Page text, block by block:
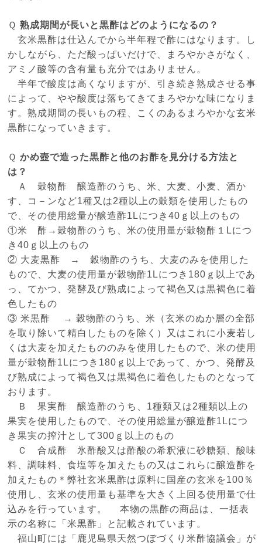
Ｑ熟成期間が長いと黒酢はどのようになるの？
玄米黒酢は仕込んでから半年程で酢にはなります。し
かしながら、ただ酸っぱいだけで、まろやかさがなく、
アミノ酸等の含有量も充分ではありません。
半年で酸度は高くなりますが、引き続き熟成させる事
によって、やや酸度は落ちてきてまろやかな味になりま
す。熟成期間の長いもの程、こくのあるまろやかな玄米
黒酢になっていきます。
Ｑかめ壺で造った黒酢と他のお酢を見分ける方法と
は？
Ａ 穀物酢 醸造酢のうち、米、大麦、小麦、酒か
す、コ－ンなど1種又は2種以上の穀類を使用したもの
で、その使用総量が醸造酢1Lにつき40ｇ以上のもの
①米 酢→穀物酢のうち、米の使用量が穀物酢１Lにつ
き40ｇ以上のもの
② 大麦黒酢 → 穀物酢のうち、大麦のみを使用した
もので、大麦の使用量が穀物酢1Lにつき180ｇ以上であ
っ、てかつ、発酵及び熟成によって褐色又は黒褐色に着
色したもの
③ 米黒酢 → 穀物酢のうち、米（玄米のぬか層の全部
を取り除いて精白したものを除く）又はこれに小麦若し
くは大麦を加えたもののみを使用したもので、米の使用
量が穀物酢1Lにつき180ｇ以上であって、かつ、発酵及
び熟成によって褐色又は黒褐色に着色したものとなって
おります。
Ｂ 果実酢 醸造酢のうち、1種類又は2種類以上の
果実を使用したもので、その使用総量が醸造酢1Lにつ
き果実の搾汁として300ｇ以上のもの
Ｃ 合成酢 氷酢酸又は酢酸の希釈液に砂糖類、酸味
料、調味料、食塩等を加えたもの又はこれらに醸造酢を
加えたもの＊弊社玄米黒酢は原料に国産の玄米を100％
使用し、玄米の使用量も基準を大きく上回る使用量で仕
込みを行っています。 本物の黒酢の商品は、一括表
示の名称に「米黒酢」と記載されています。
福山町には「鹿児島県天然つぼづくり米酢協議会」が